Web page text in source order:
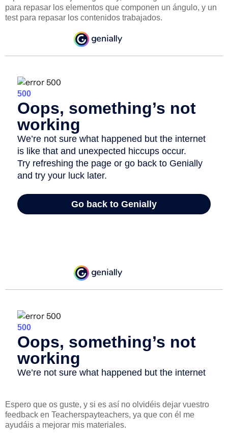
para repasar los elementos que componen un ángulo, y un
test para repasar los contenidos trabajados.
Espero que os guste, y si es así no olvidéis dejar vuestro
feedback en Teacherspayteachers, ya que con él me
ayudáis a mejorar mis materiales.